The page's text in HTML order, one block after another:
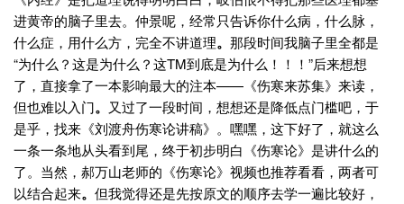
进黄帝的脑子里去。仲景呢，经常只告诉你什么病，什么脉，
什么症，用什么方，完全不讲道理。 那段时间我脑子里全都是
“为什么？这是为什么？这TM到底是为什么！！！”后来想想
了，直接拿了一本影响最大的注本——《伤寒来苏集》来读，
但也难以入门。 又过了一段时间，想想还是降低点门槛吧，于
是乎，找来《刘渡舟伤寒论讲稿》。嘿嘿，这下好了，就这么
一条一条地从头看到尾，终于初步明白《伤寒论》是讲什么的
了。当然，郝万山老师的《伤寒论》视频也推荐看看，两者可
以结合起来。 但我觉得还是先按原文的顺序去学一遍比较好，